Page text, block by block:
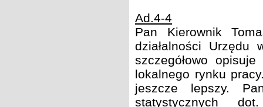
Ad.4-4
Pan Kierownik
działalności Urzędu
szczegółowo
lokalnego rynku
jeszcze lepszy.
statystycznych